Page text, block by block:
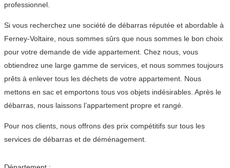
professionnel.
Si vous recherchez une société de débarras réputée et abordable à
Ferney-Voltaire, nous sommes sûrs que nous sommes le bon choix
pour votre demande de vide appartement. Chez nous, vous
obtiendrez une large gamme de services, et nous sommes toujours
prêts à enlever tous les déchets de votre appartement. Nous
mettons en sac et emportons tous vos objets indésirables. Après le
débarras, nous laissons l’appartement propre et rangé.
Pour nos clients, nous offrons des prix compétitifs sur tous les
services de débarras et de déménagement.